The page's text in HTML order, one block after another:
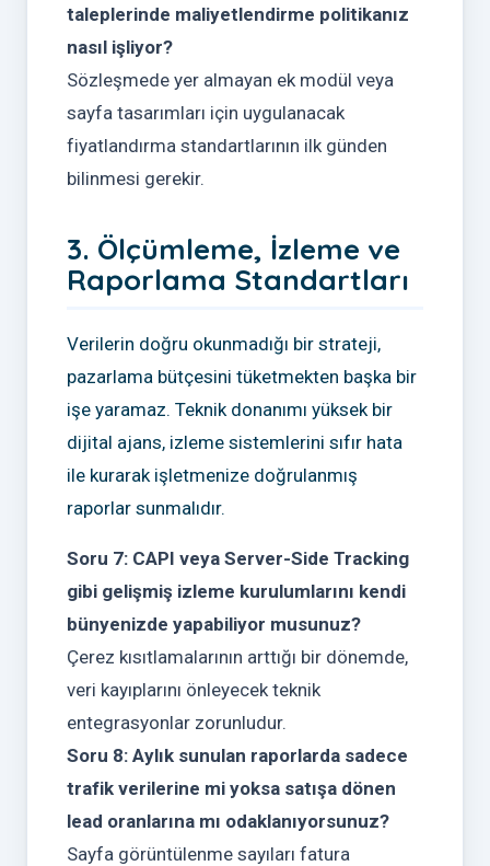
taleplerinde maliyetlendirme politikanız
nasıl işliyor?
Sözleşmede yer almayan ek modül veya
sayfa tasarımları için uygulanacak
fiyatlandırma standartlarının ilk günden
bilinmesi gerekir.
3. Ölçümleme, İzleme ve
Raporlama Standartları
Verilerin doğru okunmadığı bir strateji,
pazarlama bütçesini tüketmekten başka bir
işe yaramaz. Teknik donanımı yüksek bir
dijital ajans, izleme sistemlerini sıfır hata
ile kurarak işletmenize doğrulanmış
raporlar sunmalıdır.
Soru 7: CAPI veya Server-Side Tracking
gibi gelişmiş izleme kurulumlarını kendi
bünyenizde yapabiliyor musunuz?
Çerez kısıtlamalarının arttığı bir dönemde,
veri kayıplarını önleyecek teknik
entegrasyonlar zorunludur.
Soru 8: Aylık sunulan raporlarda sadece
trafik verilerine mi yoksa satışa dönen
lead oranlarına mı odaklanıyorsunuz?
Sayfa görüntülenme sayıları fatura